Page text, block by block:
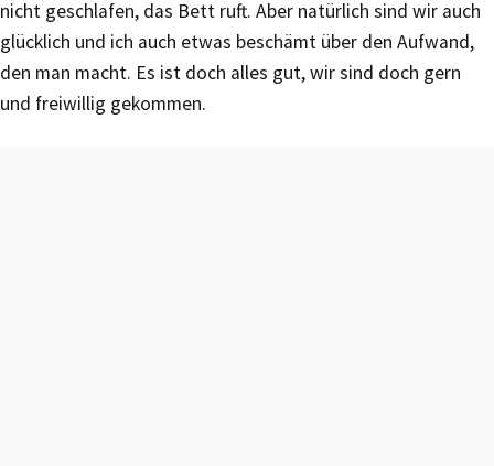
nicht geschlafen, das Bett ruft. Aber natürlich sind wir auch
glücklich und ich auch etwas beschämt über den Aufwand,
den man macht. Es ist doch alles gut, wir sind doch gern
und freiwillig gekommen.